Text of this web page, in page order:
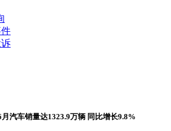
汽车销量达1323.9万辆 同比增长9.8%